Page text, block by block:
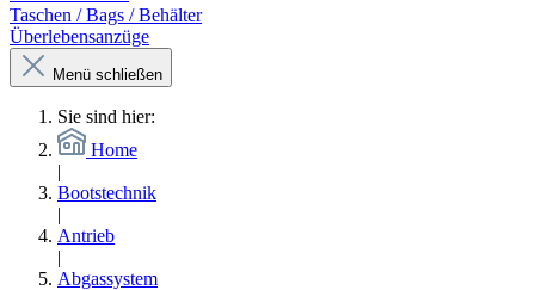
Taschen / Bags / Behälter
Überlebensanzüge
Menü schließen
Sie sind hier:
Home
|
Bootstechnik
|
Antrieb
|
Abgassystem